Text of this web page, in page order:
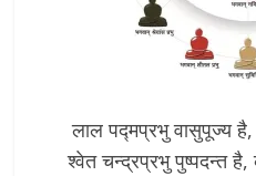
लाल पद्मप्रभु वासुपूज्य है,
श्वेत चन्द्रप्रभु पुष्पदन्त